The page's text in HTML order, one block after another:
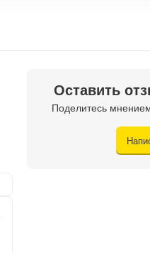
Оставить
Поделитесь